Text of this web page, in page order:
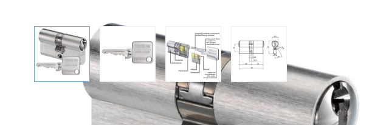
View larger imageView larger imageView larger imageView larger image